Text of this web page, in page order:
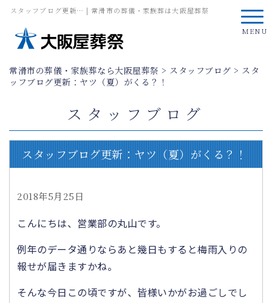
スタッフブログ更新… | 常滑市の葬儀・家族葬は大阪屋葬祭
MENU
常滑市の葬儀・家族葬なら大阪屋葬祭 > スタッフブログ > スタ
ッフブログ更新：ヤツ（夏）がくる？！
スタッフブログ
スタッフブログ更新：ヤツ（夏）がくる？！
2018年5月25日
こんにちは、営業部の丸山です。
例年のデータ通りならあと幾日もすると梅雨入りの
報せが届きますかね。
そんな今日この頃ですが、皆様いかがお過ごしでし